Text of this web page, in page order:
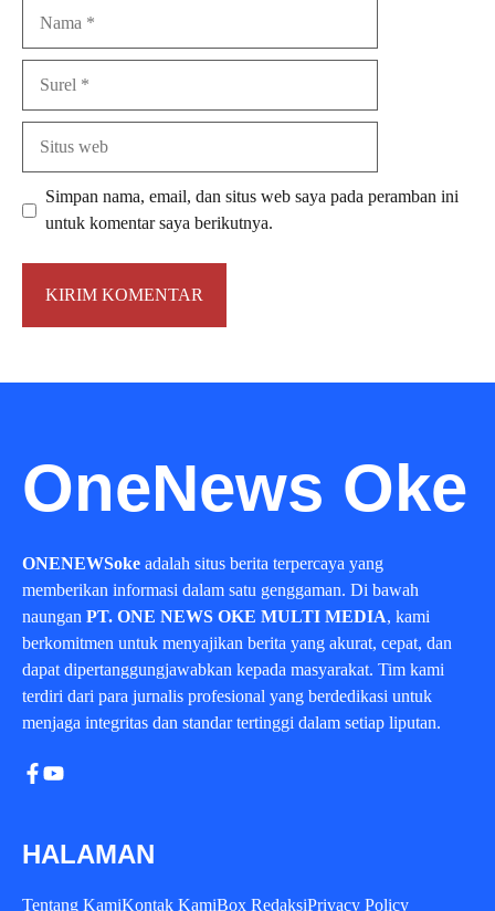
Simpan nama, email, dan situs web saya pada peramban ini
untuk komentar saya berikutnya.
OneNews Oke
ONENEWSoke adalah situs berita terpercaya yang
memberikan informasi dalam satu genggaman. Di bawah
naungan PT. ONE NEWS OKE MULTI MEDIA, kami
berkomitmen untuk menyajikan berita yang akurat, cepat, dan
dapat dipertanggungjawabkan kepada masyarakat. Tim kami
terdiri dari para jurnalis profesional yang berdedikasi untuk
menjaga integritas dan standar tertinggi dalam setiap liputan.
HALAMAN
Tentang KamiKontak KamiBox RedaksiPrivacy Policy